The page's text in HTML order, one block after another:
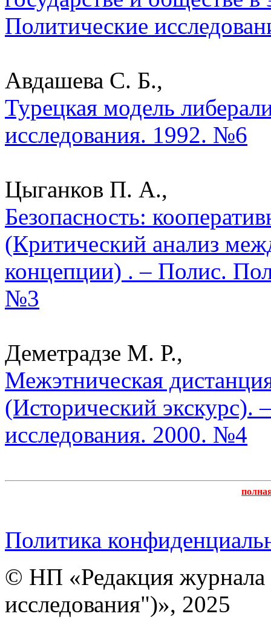
Политические
Авдашева С. Б.,
Турецкая модель
исследования. 1992. №6
Цыганков П. А.,
Безопасность:
(Критический анализ
концепции) . – Полис.
№3
Деметрадзе М. Р.,
Межэтническая
(Исторический экскурс).
исследования. 2000. №4
Политика
© НП «Редакция
исследования")», 2025